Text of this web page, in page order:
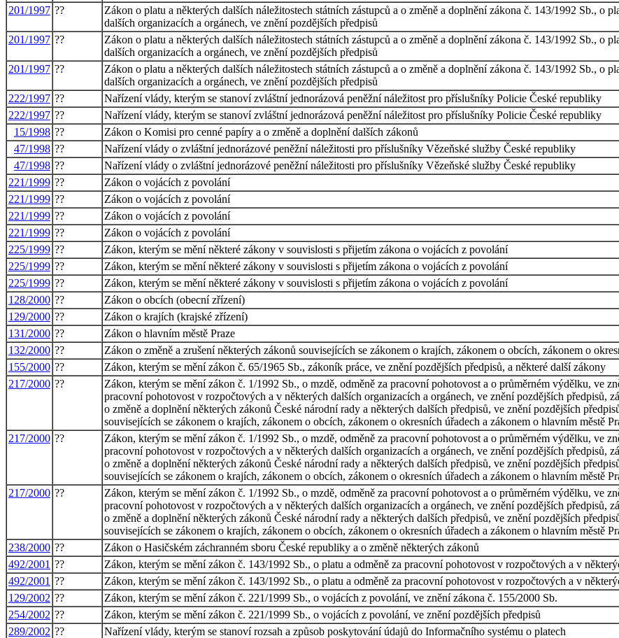
201/1997 ??
Zákon o platu a některých dalších náležitostech státních zástupců a o změně a doplnění zákona č. 143/1992 Sb., o
dalších organizacích a orgánech, ve znění pozdějších předpisů
201/1997 ??
Zákon o platu a některých dalších náležitostech státních zástupců a o změně a doplnění zákona č. 143/1992 Sb., o
dalších organizacích a orgánech, ve znění pozdějších předpisů
201/1997 ??
Zákon o platu a některých dalších náležitostech státních zástupců a o změně a doplnění zákona č. 143/1992 Sb., o
dalších organizacích a orgánech, ve znění pozdějších předpisů
222/1997 ??
Nařízení vlády, kterým se stanoví zvláštní jednorázová peněžní náležitost pro příslušníky Policie České republiky
222/1997 ??
Nařízení vlády, kterým se stanoví zvláštní jednorázová peněžní náležitost pro příslušníky Policie České republiky
15/1998 ??
Zákon o Komisi pro cenné papíry a o změně a doplnění dalších zákonů
47/1998 ??
Nařízení vlády o zvláštní jednorázové peněžní náležitosti pro příslušníky Vězeňské služby České republiky
47/1998 ??
Nařízení vlády o zvláštní jednorázové peněžní náležitosti pro příslušníky Vězeňské služby České republiky
221/1999 ??
Zákon o vojácích z povolání
221/1999 ??
Zákon o vojácích z povolání
221/1999 ??
Zákon o vojácích z povolání
221/1999 ??
Zákon o vojácích z povolání
225/1999 ??
Zákon, kterým se mění některé zákony v souvislosti s přijetím zákona o vojácích z povolání
225/1999 ??
Zákon, kterým se mění některé zákony v souvislosti s přijetím zákona o vojácích z povolání
225/1999 ??
Zákon, kterým se mění některé zákony v souvislosti s přijetím zákona o vojácích z povolání
128/2000 ??
Zákon o obcích (obecní zřízení)
129/2000 ??
Zákon o krajích (krajské zřízení)
131/2000 ??
Zákon o hlavním městě Praze
132/2000 ??
Zákon o změně a zrušení některých zákonů souvisejících se zákonem o krajích, zákonem o obcích, zákonem o
155/2000 ??
Zákon, kterým se mění zákon č. 65/1965 Sb., zákoník práce, ve znění pozdějších předpisů, a některé další zákony
217/2000 ??
Zákon, kterým se mění zákon č. 1/1992 Sb., o mzdě, odměně za pracovní pohotovost a o průměrném výdělku, ve
pracovní pohotovost v rozpočtových a v některých dalších organizacích a orgánech, ve znění pozdějších předpisů,
o změně a doplnění některých zákonů České národní rady a některých dalších předpisů, ve znění pozdějších
souvisejících se zákonem o krajích, zákonem o obcích, zákonem o okresních úřadech a zákonem o hlavním městě
217/2000 ??
Zákon, kterým se mění zákon č. 1/1992 Sb., o mzdě, odměně za pracovní pohotovost a o průměrném výdělku, ve
pracovní pohotovost v rozpočtových a v některých dalších organizacích a orgánech, ve znění pozdějších předpisů,
o změně a doplnění některých zákonů České národní rady a některých dalších předpisů, ve znění pozdějších
souvisejících se zákonem o krajích, zákonem o obcích, zákonem o okresních úřadech a zákonem o hlavním městě
217/2000 ??
Zákon, kterým se mění zákon č. 1/1992 Sb., o mzdě, odměně za pracovní pohotovost a o průměrném výdělku, ve
pracovní pohotovost v rozpočtových a v některých dalších organizacích a orgánech, ve znění pozdějších předpisů,
o změně a doplnění některých zákonů České národní rady a některých dalších předpisů, ve znění pozdějších
souvisejících se zákonem o krajích, zákonem o obcích, zákonem o okresních úřadech a zákonem o hlavním městě
238/2000 ??
Zákon o Hasičském záchranném sboru České republiky a o změně některých zákonů
492/2001 ??
Zákon, kterým se mění zákon č. 143/1992 Sb., o platu a odměně za pracovní pohotovost v rozpočtových a v
492/2001 ??
Zákon, kterým se mění zákon č. 143/1992 Sb., o platu a odměně za pracovní pohotovost v rozpočtových a v
129/2002 ??
Zákon, kterým se mění zákon č. 221/1999 Sb., o vojácích z povolání, ve znění zákona č. 155/2000 Sb.
254/2002 ??
Zákon, kterým se mění zákon č. 221/1999 Sb., o vojácích z povolání, ve znění pozdějších předpisů
289/2002 ?? Nařízení vlády, kterým se stanoví rozsah a způsob poskytování údajů do Informačního systému o platech